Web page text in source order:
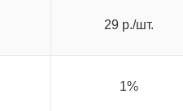
29 р./шт.
1%